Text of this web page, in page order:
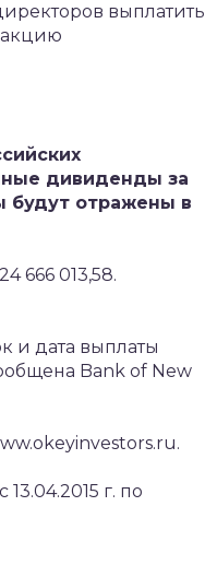
выплатить
акцию
дивиденды за
отражены в
666 013,58.
и дата выплаты
Bank of New
г. по